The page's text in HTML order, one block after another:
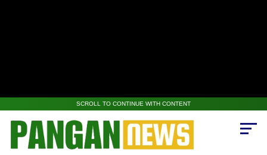
SCROLL TO CONTINUE WITH CONTENT